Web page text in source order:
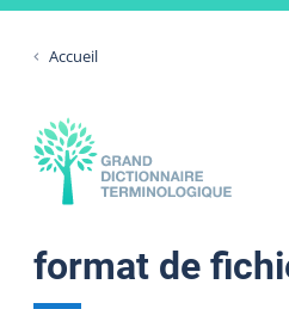
Accueil
format de